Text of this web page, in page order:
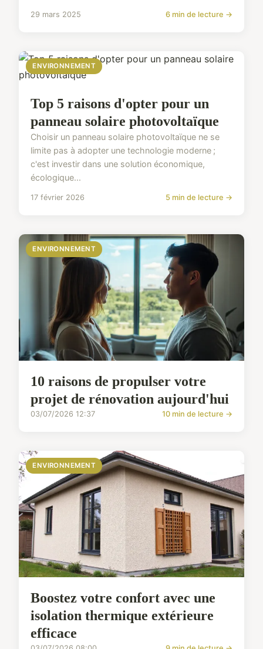
29 mars 2025 6 min de lecture →
ENVIRONNEMENT
Top 5 raisons d'opter pour un
panneau solaire photovoltaïque
Choisir un panneau solaire photovoltaïque ne se
limite pas à adopter une technologie moderne ;
c'est investir dans une solution économique,
écologique...
17 février 2026 5 min de lecture →
ENVIRONNEMENT
10 raisons de propulser votre
projet de rénovation aujourd'hui
03/07/2026 12:37 10 min de lecture →
ENVIRONNEMENT
Boostez votre confort avec une
isolation thermique extérieure
efficace